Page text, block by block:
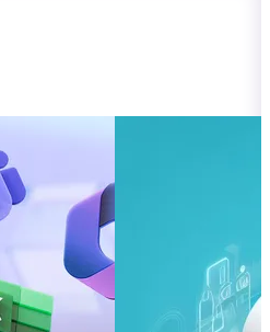
Teams: Wat